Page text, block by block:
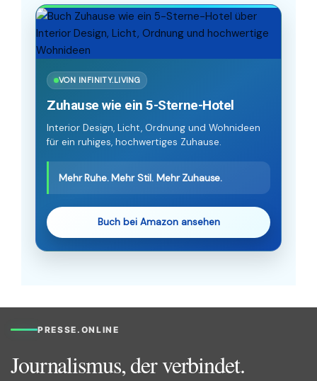
VON INFINITY.LIVING
Zuhause wie ein 5-Sterne-Hotel
Interior Design, Licht, Ordnung und Wohnideen
für ein ruhiges, hochwertiges Zuhause.
Mehr Ruhe. Mehr Stil. Mehr Zuhause.
Buch bei Amazon ansehen
PRESSE.ONLINE
Journalismus, der verbindet.